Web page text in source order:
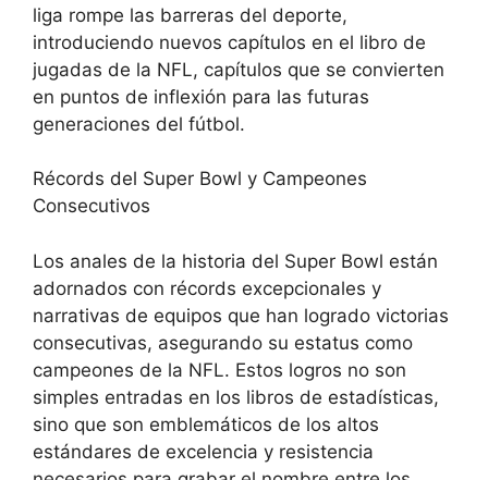
liga rompe las barreras del deporte,
introduciendo nuevos capítulos en el libro de
jugadas de la NFL, capítulos que se convierten
en puntos de inflexión para las futuras
generaciones del fútbol.
Récords del Super Bowl y Campeones
Consecutivos
Los anales de la historia del Super Bowl están
adornados con récords excepcionales y
narrativas de equipos que han logrado victorias
consecutivas, asegurando su estatus como
campeones de la NFL. Estos logros no son
simples entradas en los libros de estadísticas,
sino que son emblemáticos de los altos
estándares de excelencia y resistencia